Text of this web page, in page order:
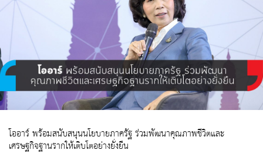
โออาร์ พร้อมสนับสนุนนโยบายภาครัฐ ร่วมพัฒนาคุณภาพชีวิตและ
เศรษฐกิจฐานรากให้เติบโตอย่างยั่งยืน